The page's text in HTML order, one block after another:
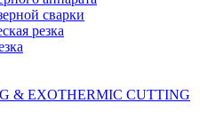
сварки
резка
& EXOTHERMIC CUTTING